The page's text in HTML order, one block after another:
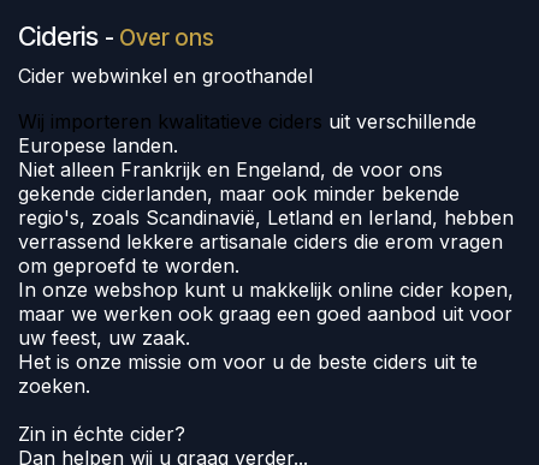
Cideris - Over ons
Cider webwinkel en groothandel
Wij importeren kwalitatieve ciders uit verschillende
Europese landen.
Niet alleen Frankrijk en Engeland, de voor ons
gekende ciderlanden, maar ook minder bekende
regio's, zoals Scandinavië, Letland en Ierland, hebben
verrassend lekkere artisanale ciders die erom vragen
om geproefd te worden.
In onze webshop kunt u makkelijk online cider kopen,
maar we werken ook graag een goed aanbod uit voor
uw feest, uw zaak.
Het is onze missie om voor u de beste ciders uit te
zoeken.
Zin in échte cider?
Dan helpen wij u graag verder...